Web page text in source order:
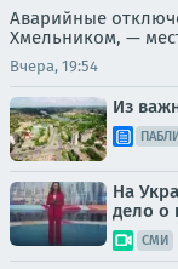
Аварийные
Хмельником, —
Вчера, 19:54
Из
На
дело о
СМИ